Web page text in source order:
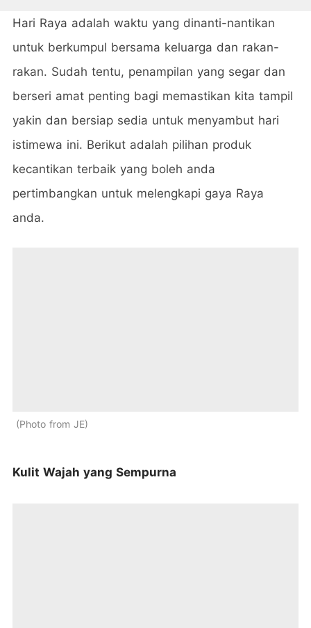
Hari Raya adalah waktu yang dinanti-nantikan
untuk berkumpul bersama keluarga dan rakan-
rakan. Sudah tentu, penampilan yang segar dan
berseri amat penting bagi memastikan kita tampil
yakin dan bersiap sedia untuk menyambut hari
istimewa ini. Berikut adalah pilihan produk
kecantikan terbaik yang boleh anda
pertimbangkan untuk melengkapi gaya Raya
anda.
Photo from JE
Kulit Wajah yang Sempurna